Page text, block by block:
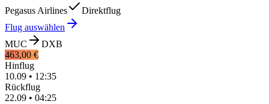
Pegasus Airlines
Direktflug
Flug auswählen
MUC
DXB
463,00 €
Hinflug
10.09 • 12:35
Rückflug
22.09 • 04:25